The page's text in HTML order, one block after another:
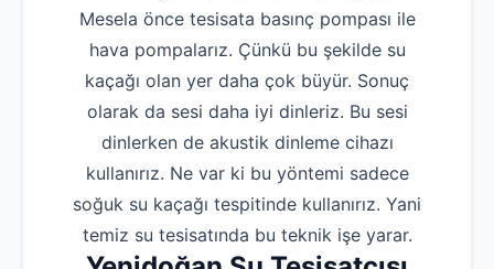
Mesela önce tesisata basınç pompası ile
hava pompalarız. Çünkü bu şekilde su
kaçağı olan yer daha çok büyür. Sonuç
olarak da sesi daha iyi dinleriz. Bu sesi
dinlerken de akustik dinleme cihazı
kullanırız. Ne var ki bu yöntemi sadece
soğuk su kaçağı tespitinde kullanırız. Yani
temiz su tesisatında bu teknik işe yarar.